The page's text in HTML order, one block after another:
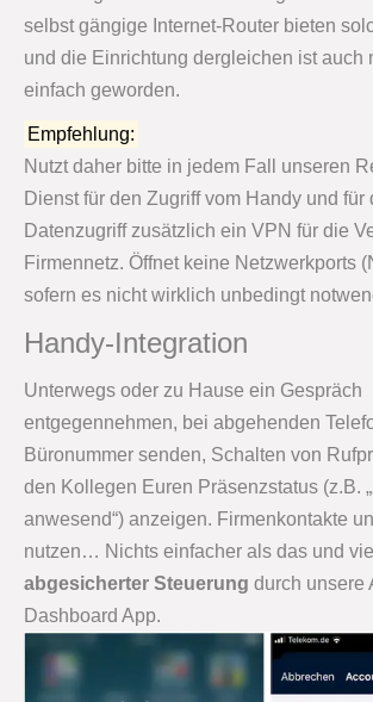
selbst gängige Internet-Router bieten
und die Einrichtung dergleichen ist auch
einfach geworden.
Empfehlung:
Nutzt daher bitte in jedem Fall unseren
Dienst für den Zugriff vom Handy und für
Datenzugriff zusätzlich ein VPN für die
Firmennetz. Öffnet keine Netzwerkports
sofern es nicht wirklich unbedingt
Handy-Integration
Unterwegs oder zu Hause ein Gespräch
entgegennehmen, bei abgehenden
Büronummer senden, Schalten von
den Kollegen Euren Präsenzstatus (z.B.
anwesend“) anzeigen. Firmenkontakte
nutzen… Nichts einfacher als das und
abgesicherter Steuerung durch unsere
Dashboard App.